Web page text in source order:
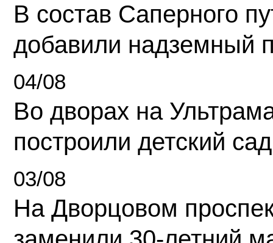
В состав Саперного
добавили надземный
04/08
Во дворах на
построили детский сад
03/08
На Дворцовом